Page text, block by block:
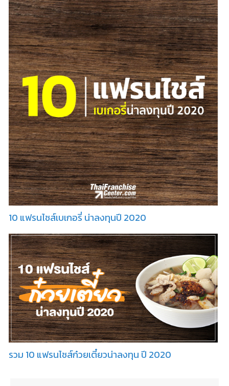
10 แฟรนไชส์เบเกอรี่ น่าลงทุนปี 2020
รวม 10 แฟรนไชส์ก๋วยเตี๋ยวน่าลงทุน ปี 2020